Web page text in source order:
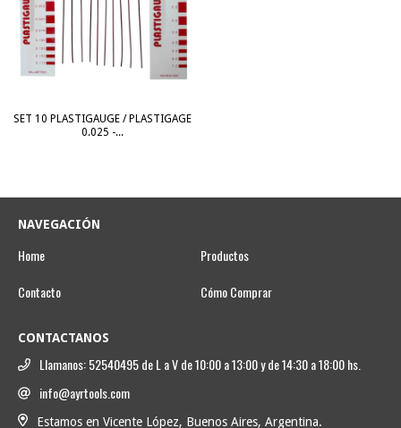
SET 10 PLASTIGAUGE / PLASTIGAGE
0.025 -...
NAVEGACIÓN
Home
Productos
Contacto
Cómo Comprar
CONTACTANOS
Llamanos: 52540495 de L a V de 10:00 a 13:00 y de 14:30 a 18:00 hs.
info@ayrtools.com
Estamos en Vicente López, Buenos Aires, Argentina.